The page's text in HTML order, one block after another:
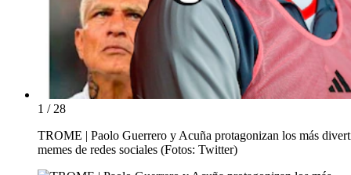
1 / 28
TROME | Paolo Guerrero y Acuña protagonizan los más
memes de redes sociales (Fotos: Twitter)